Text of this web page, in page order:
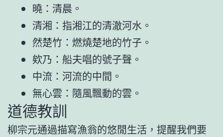
曉：清晨。
清湘：指湘江的清澈河水。
然楚竹：燃燒楚地的竹子。
欸乃：船夫唱的號子聲。
中流：河流的中間。
無心雲：隨風飄動的雲。
道德教訓
柳宗元通過描寫漁翁的悠閒生活，提醒我們要